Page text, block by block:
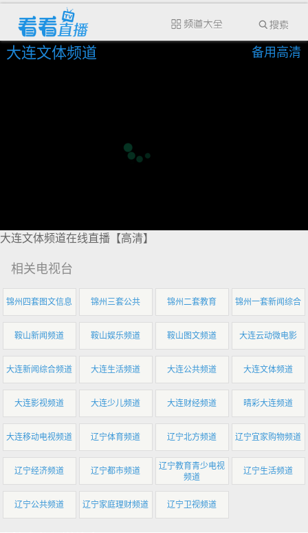
大连文体频道 备用高清
大连文体频道在线直播【高清】
相关电视台
锦州四套图文信息 锦州三套公共 锦州二套教育 锦州一套新闻综合
鞍山新闻频道 鞍山娱乐频道 鞍山图文频道 大连云动微电影
大连新闻综合频道 大连生活频道 大连公共频道 大连文体频道
大连影视频道 大连少儿频道 大连财经频道 晴彩大连频道
大连移动电视频道 辽宁体育频道 辽宁北方频道 辽宁宜家购物频道
辽宁经济频道 辽宁都市频道
辽宁教育青少电视
频道
辽宁生活频道
辽宁公共频道 辽宁家庭理财频道 辽宁卫视频道